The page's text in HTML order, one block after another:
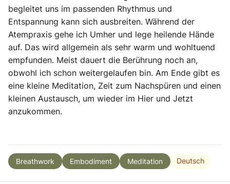
begleitet uns im passenden Rhythmus und
Entspannung kann sich ausbreiten. Während der
Atempraxis gehe ich Umher und lege heilende Hände
auf. Das wird allgemein als sehr warm und wohltuend
empfunden. Meist dauert die Berührung noch an,
obwohl ich schon weitergelaufen bin. Am Ende gibt es
eine kleine Meditation, Zeit zum Nachspüren und einen
kleinen Austausch, um wieder im Hier und Jetzt
anzukommen.
Breathwork Embodiment Meditation Deutsch